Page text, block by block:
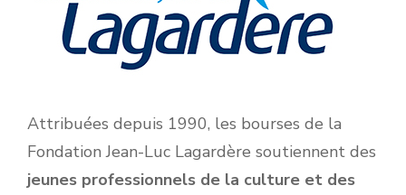
Attribuées depuis 1990, les bourses de la
Fondation Jean-Luc Lagardère soutiennent des
jeunes professionnels de la culture et des